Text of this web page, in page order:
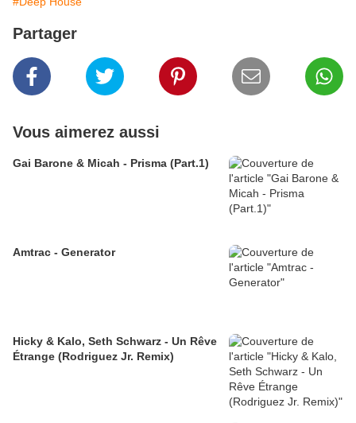
Partager
Vous aimerez aussi
Gai Barone & Micah - Prisma (Part.1)
Amtrac - Generator
Hicky & Kalo, Seth Schwarz - Un Rêve
Étrange (Rodriguez Jr. Remix)